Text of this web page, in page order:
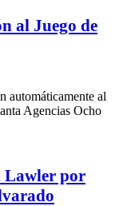
al Juego de
automáticamente al
Agencias Ocho
Lawler por